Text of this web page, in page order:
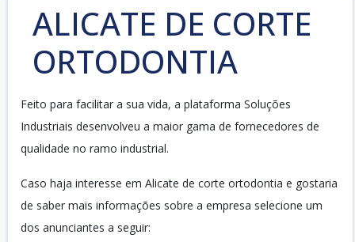
ALICATE DE CORTE
ORTODONTIA
Feito para facilitar a sua vida, a plataforma Soluções
Industriais desenvolveu a maior gama de fornecedores de
qualidade no ramo industrial.
Caso haja interesse em Alicate de corte ortodontia e gostaria
de saber mais informações sobre a empresa selecione um
dos anunciantes a seguir: